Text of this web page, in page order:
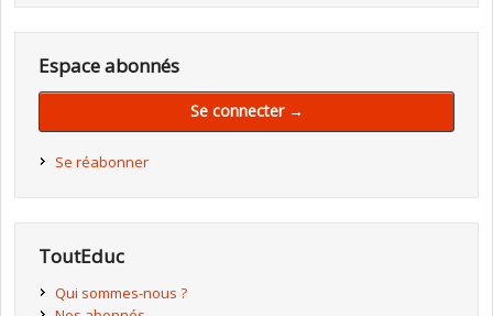
Espace abonnés
Se connecter →
Se réabonner
ToutEduc
Qui sommes-nous ?